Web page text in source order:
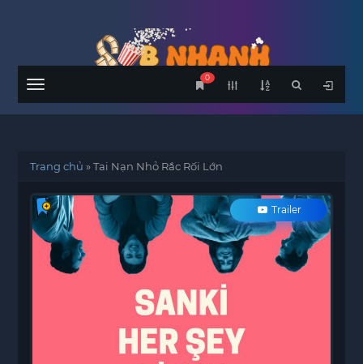
Menu
0
Trang chủ »Tai Nạn Nhỏ Rắc Rối Lớn
Trailer